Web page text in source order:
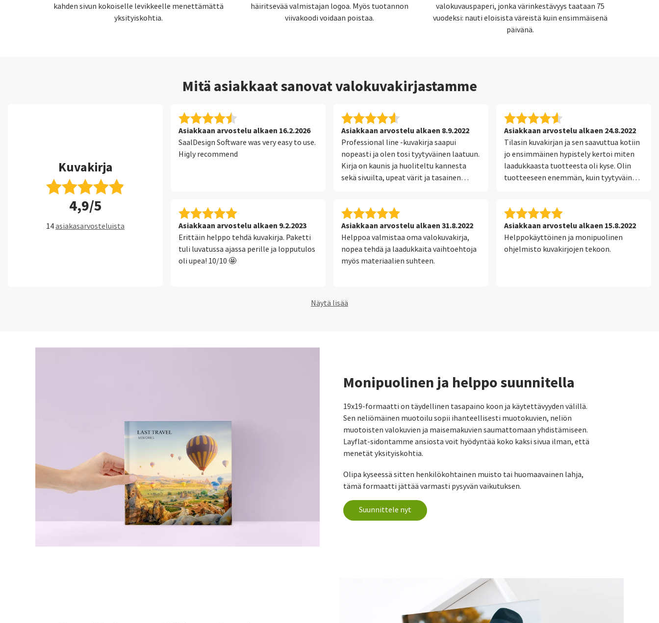
kahden sivun kokoiselle levikkeelle menettämättä
yksityiskohtia.
häiritsevää valmistajan logoa. Myös tuotannon
viivakoodi voidaan poistaa.
valokuvauspaperi, jonka värinkestävyys taataan 75
vuodeksi: nauti eloisista väreistä kuin ensimmäisenä
päivänä.
Mitä asiakkaat sanovat valokuvakirjastamme
Kuvakirja
4,9/5
14asiakasarvosteluista
Asiakkaan arvostelu alkaen 16.2.2026
SaalDesign Software was very easy to use.
Higly recommend
Asiakkaan arvostelu alkaen 9.2.2023
Erittäin helppo tehdä kuvakirja. Paketti
tuli luvatussa ajassa perille ja lopputulos
oli upea! 10/10 🤩
Asiakkaan arvostelu alkaen 8.9.2022
Professional line -kuvakirja saapui
nopeasti ja olen tosi tyytyväinen laatuun.
Kirja on kaunis ja huoliteltu kannesta
sekä sivuilta, upeat värit ja tasainen
Asiakkaan arvostelu alkaen 31.8.2022
Helppoa valmistaa oma valokuvakirja,
nopea tehdä ja laadukkaita vaihtoehtoja
myös materiaalien suhteen.
Asiakkaan arvostelu alkaen 24.8.2022
Tilasin kuvakirjan ja sen saavuttua kotiin
jo ensimmäinen hypistely kertoi miten
laadukkaasta tuotteesta oli kyse. Olin
tuotteeseen enemmän, kuin tyytyväinen.
sinuiksi hyvin nopean kokeilun jälkeen.
Asiakkaan arvostelu alkaen 15.8.2022
Helppokäyttöinen ja monipuolinen
ohjelmisto kuvakirjojen tekoon.
Näytä lisää
Monipuolinen ja helppo suunnitella
19x19-formaatti on täydellinen tasapaino koon ja käytettävyyden välillä.
Sen neliömäinen muotoilu sopii ihanteellisesti muotokuvien, neliön
muotoisten valokuvien ja maisemakuvien saumattomaan yhdistämiseen.
Layflat-sidontamme ansiosta voit hyödyntää koko kaksi sivua ilman, että
menetät yksityiskohtia.
Olipa kyseessä sitten henkilökohtainen muisto tai huomaavainen lahja,
tämä formaatti jättää varmasti pysyvän vaikutuksen.
Suunnittele nyt